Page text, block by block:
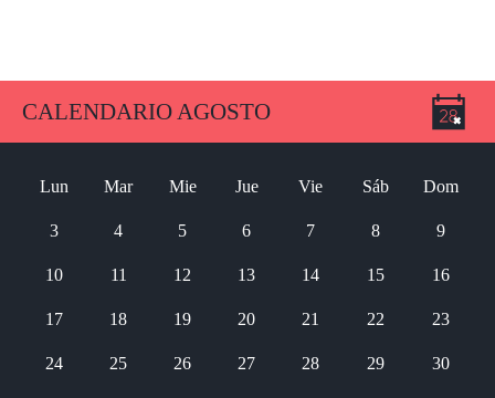
CALENDARIO AGOSTO
Lun Mar Mie Jue Vie Sáb Dom
3 4 5 6 7 8 9
10 11 12 13 14 15 16
17 18 19 20 21 22 23
24 25 26 27 28 29 30